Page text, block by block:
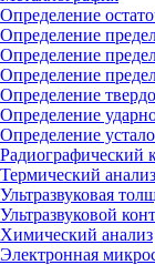
Определение
Определение
Определение
Определение
Определение
Определение
Определение
Радиографический
Термический анализ
Ультразвуковая
Ультразвуковой
Химический анализ
Электронная